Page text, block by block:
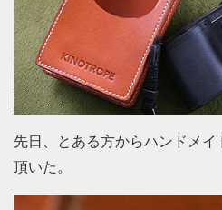
先日、とある方からハンドメ
頂いた。